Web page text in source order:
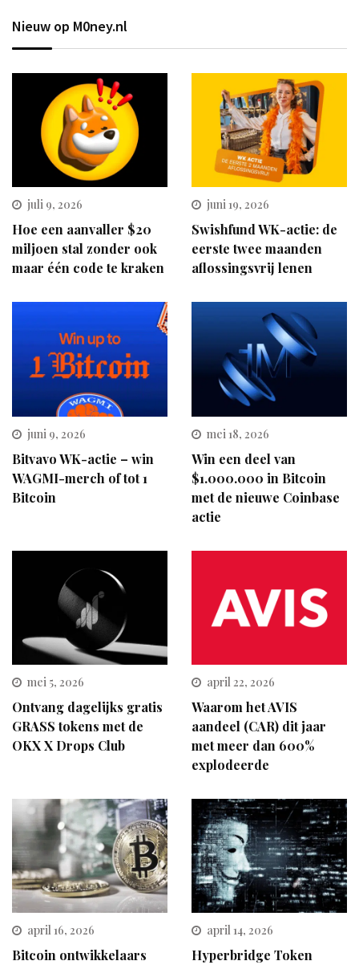
Nieuw op M0ney.nl
juli 9, 2026
Hoe een aanvaller $20
miljoen stal zonder ook
maar één code te kraken
juni 19, 2026
Swishfund WK-actie: de
eerste twee maanden
aflossingsvrij lenen
juni 9, 2026
Bitvavo WK-actie – win
WAGMI-merch of tot 1
Bitcoin
mei 18, 2026
Win een deel van
$1.000.000 in Bitcoin
met de nieuwe Coinbase
actie
mei 5, 2026
Ontvang dagelijks gratis
GRASS tokens met de
OKX X Drops Club
april 22, 2026
Waarom het AVIS
aandeel (CAR) dit jaar
met meer dan 600%
explodeerde
april 16, 2026
Bitcoin ontwikkelaars
april 14, 2026
Hyperbridge Token